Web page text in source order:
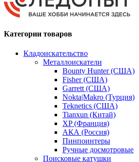
Категории товаров
Кладоискательство
Металлоискатели
Bounty Hunter (США)
Fisher (США)
Garrett (США)
Nokta|Makro (Турция)
Teknetics (США)
Tianxun (Китай)
XP (Франция)
АКА (Россия)
Пинпоинтеры
Ручные досмотровые
Поисковые катушки